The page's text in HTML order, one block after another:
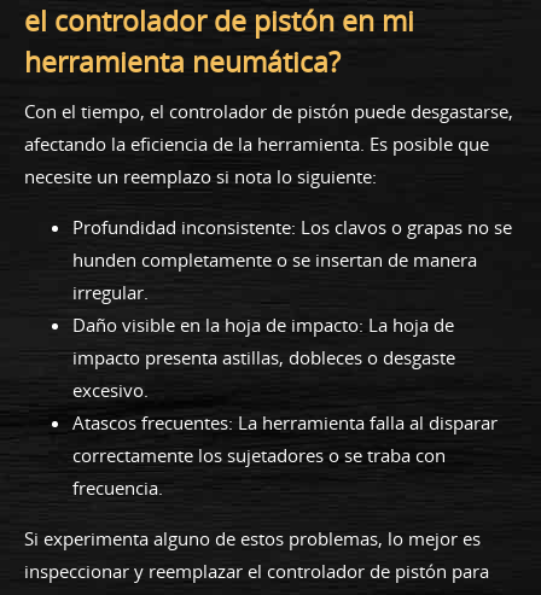
el controlador de pistón en mi
herramienta neumática?
Con el tiempo, el controlador de pistón puede desgastarse,
afectando la eficiencia de la herramienta. Es posible que
necesite un reemplazo si nota lo siguiente:
Profundidad inconsistente: Los clavos o grapas no se
hunden completamente o se insertan de manera
irregular.
Daño visible en la hoja de impacto: La hoja de
impacto presenta astillas, dobleces o desgaste
excesivo.
Atascos frecuentes: La herramienta falla al disparar
correctamente los sujetadores o se traba con
frecuencia.
Si experimenta alguno de estos problemas, lo mejor es
inspeccionar y reemplazar el controlador de pistón para